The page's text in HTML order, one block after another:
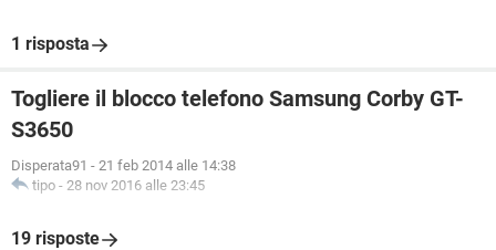
1 risposta
Togliere il blocco telefono Samsung Corby GT-
S3650
Disperata91 - 21 feb 2014 alle 14:38
tipo - 28 nov 2016 alle 23:45
19 risposte